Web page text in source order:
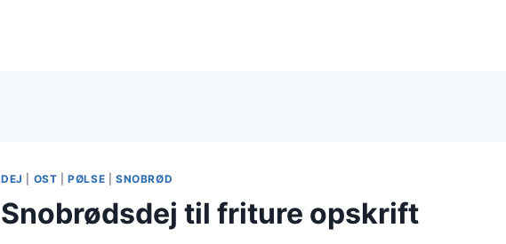
DEJ OST |PØLSE SNOBRØD
Snobrødsdej til friture opskrift